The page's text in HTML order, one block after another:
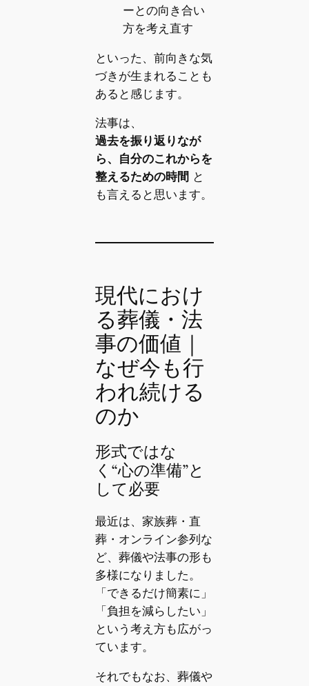
ーとの向き合い
方を考え直す
といった、前向きな気
づきが生まれることも
あると感じます。
法事は、
過去を振り返りなが
ら、自分のこれからを
整えるための時間 と
も言えると思います。
現代におけ
る葬儀・法
事の価値｜
なぜ今も行
われ続ける
のか
形式ではな
く“心の準備”と
して必要
最近は、家族葬・直
葬・オンライン参列な
ど、葬儀や法事の形も
多様になりました。
「できるだけ簡素に」
「負担を減らしたい」
という考え方も広がっ
ています。
それでもなお、葬儀や